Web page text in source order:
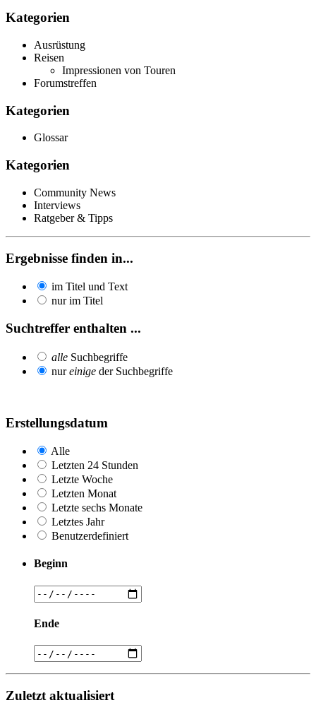
Kategorien
Ausrüstung
Reisen
Impressionen von Touren
Forumstreffen
Kategorien
Glossar
Kategorien
Community News
Interviews
Ratgeber & Tipps
Ergebnisse finden in...
im Titel und Text
nur im Titel
Suchtreffer enthalten ...
alle Suchbegriffe
nureinige der Suchbegriffe
Erstellungsdatum
Alle
Letzten 24 Stunden
Letzte Woche
Letzten Monat
Letzte sechs Monate
Letztes Jahr
Benutzerdefiniert
Beginn
Ende
Zuletzt aktualisiert